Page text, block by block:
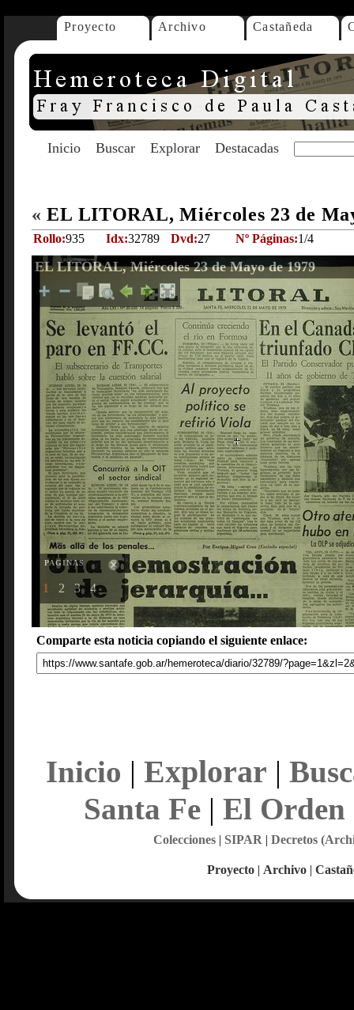
Proyecto Archivo Castañeda
Inicio Buscar Explorar Destacadas
« EL LITORAL, Miércoles 23 de
Rollo:935 Idx:32789 Dvd:27 Nº Páginas:1/4
EL LITORAL, Miércoles 23 de Mayo de 1979
PAGINAS
1 2 3 4
Comparte esta noticia copiando el siguiente enlace:
Inicio | Explorar |
Santa Fe| El Orden
Colecciones| SIPAR | Decretos
Proyecto | Archivo |